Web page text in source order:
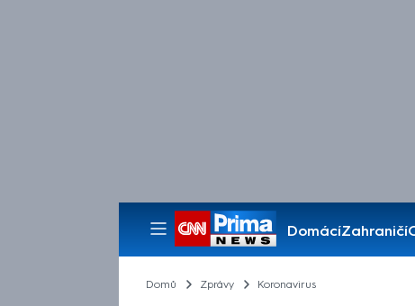
DomácíZahraničí
Pořady
Domů Zprávy Koronavirus